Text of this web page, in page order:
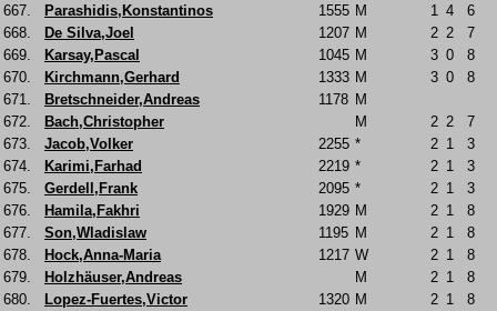
667.
Parashidis,Konstantinos 1555 M 1 4
6
668.
De Silva,Joel 1207 M 2 2
7
669.
Karsay,Pascal 1045 M 3 0
8
670.
Kirchmann,Gerhard 1333 M 3 0
8
671.
Bretschneider,Andreas 1178 M
672.
Bach,Christopher M 2 2
7
673.
Jacob,Volker 2255 * 2 1
3
674.
Karimi,Farhad 2219 * 2 1
3
675.
Gerdell,Frank 2095 * 2 1
3
676.
Hamila,Fakhri 1929 M 2 1
8
677.
Son,Wladislaw 1195 M 2 1
8
678.
Hock,Anna-Maria 1217 W 2 1
8
679.
Holzhäuser,Andreas M 2 1
8
680.
Lopez-Fuertes,Victor 1320 M 2 1
8